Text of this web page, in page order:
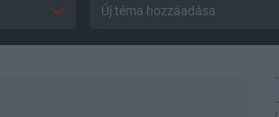
Új téma hozzáadása